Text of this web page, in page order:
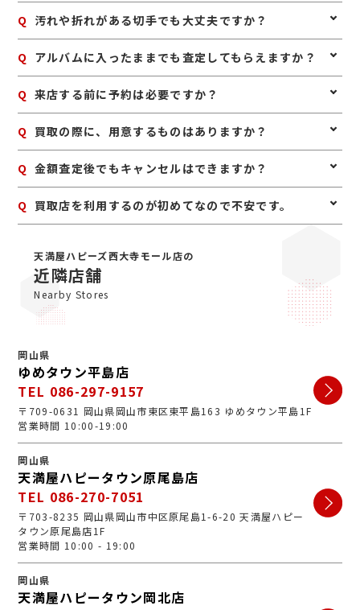
A はい、バラ切手も買取対象です。シートのほうが評価し
Q 汚れや折れがある切手でも大丈夫ですか？
A 状態によっては査定額に影響しますが、まずは拝見いた
Q アルバムに入ったままでも査定してもらえますか？
A はい、そのままで問題ありません。無理に整理したり取
Q 来店する前に予約は必要ですか？
A 予約は必要ありませんのでいつでもお越しいただけます
すとスムーズにご案内できます。
Q 買取の際に、用意するものはありますか？
A はい。身分証明書(運転免許証、マイナンバーカード、
Q 金額査定後でもキャンセルはできますか？
A お値段にご満足いただけない場合は、もちろんキャンセ
Q 買取店を利用するのが初めてなので不安です。
がとうございます。ジュエルカフェは女性スタッフが中
心で、丁寧な接客・明るいお店・手数料完全無料の手軽
さで多くのお客様にご利用いただいています。ぜひ安心
してお越しくださいませ。
天満屋ハピーズ西大寺モール店の
近隣店舗
Nearby Stores
岡山県
ゆめタウン平島店
TEL 086-297-9157
〒709-0631 岡山県岡山市東区東平島163 ゆめタウン平島1F
営業時間 10:00-19:00
岡山県
天満屋ハピータウン原尾島店
TEL 086-270-7051
〒703-8235 岡山県岡山市中区原尾島1-6-20 天満屋ハピー
タウン原尾島店1F
営業時間 10:00 - 19:00
岡山県
天満屋ハピータウン岡北店